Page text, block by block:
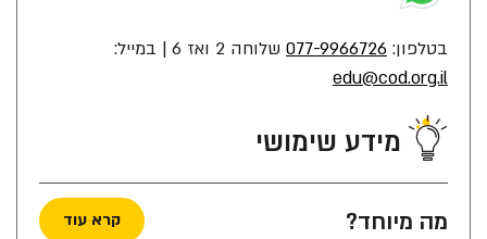
בטלפון: 077-9966726 שלוחה 2 ואז 6 | במייל:
edu@cod.org.il
מידע שימושי
מה מיוחד? קרא עוד